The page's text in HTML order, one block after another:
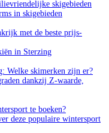
skigebieden
in skigebieden
met de beste prijs-
in Sterzing
Welke skimerken zijn er?
dankzij Z-waarde,
te boeken?
deze populaire wintersport